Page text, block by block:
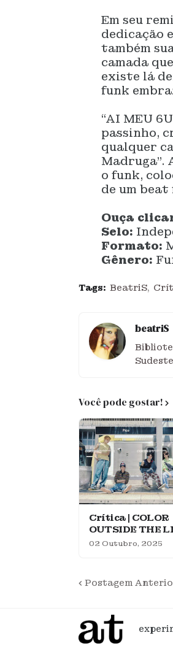
Em seu
dedicação
também
camada
existe lá
funk
“AI MEU
passinho,
qualquer
Madruga”.
o funk,
de um
Ouça
Selo:
Formato:
Gênero:
Tags: BeatriS
beatriS
Você pode gostar!
Crítica | COLOR
OUTSIDE THE
02 Outubro, 2025
Postagem